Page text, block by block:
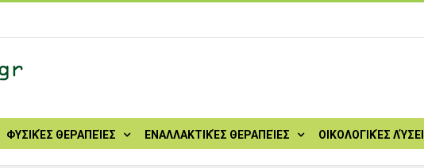
ΦΥΣΙΚΈΣ ΘΕΡΑΠΕΊΕΣ ΕΝΑΛΛΑΚΤΙΚΈΣ ΘΕΡΑΠΕΊΕΣ ΟΙΚΟΛΟΓΙΚΈΣ